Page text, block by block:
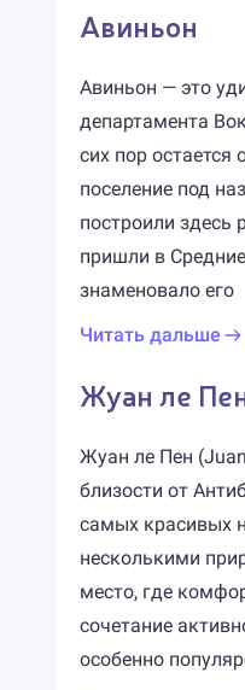
Авиньон
Авиньон — это
департамента
сих пор
поселение под
построили здесь
пришли в
знаменовало его
Читать дальше
Жуан ле
Жуан ле Пен
близости от
самых красивых
несколькими
место, где
сочетание
особенно